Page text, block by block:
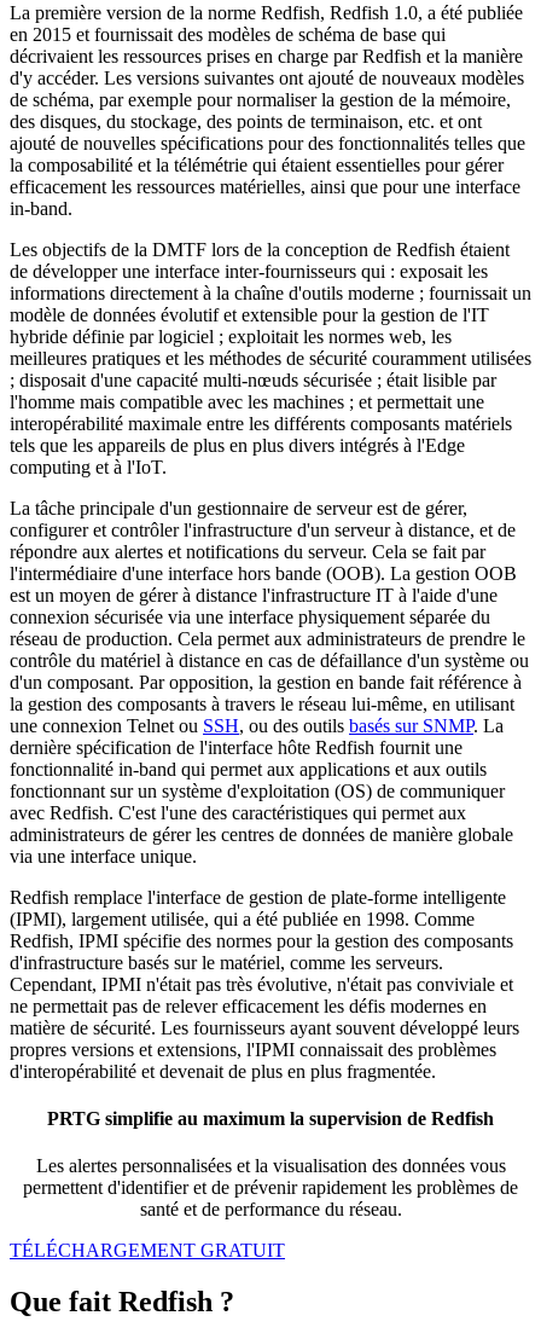
La première version de la norme Redfish, Redfish 1.0, a été publiée
en 2015 et fournissait des modèles de schéma de base qui
décrivaient les ressources prises en charge par Redfish et la manière
d'y accéder. Les versions suivantes ont ajouté de nouveaux modèles
de schéma, par exemple pour normaliser la gestion de la mémoire,
des disques, du stockage, des points de terminaison, etc. et ont
ajouté de nouvelles spécifications pour des fonctionnalités telles que
la composabilité et la télémétrie qui étaient essentielles pour gérer
efficacement les ressources matérielles, ainsi que pour une interface
in-band.
Les objectifs de la DMTF lors de la conception de Redfish étaient
de développer une interface inter-fournisseurs qui : exposait les
informations directement à la chaîne d'outils moderne ; fournissait un
modèle de données évolutif et extensible pour la gestion de l'IT
hybride définie par logiciel ; exploitait les normes web, les
meilleures pratiques et les méthodes de sécurité couramment utilisées
; disposait d'une capacité multi-nœuds sécurisée ; était lisible par
l'homme mais compatible avec les machines ; et permettait une
interopérabilité maximale entre les différents composants matériels
tels que les appareils de plus en plus divers intégrés à l'Edge
computing et à l'IoT.
La tâche principale d'un gestionnaire de serveur est de gérer,
configurer et contrôler l'infrastructure d'un serveur à distance, et de
répondre aux alertes et notifications du serveur. Cela se fait par
l'intermédiaire d'une interface hors bande (OOB). La gestion OOB
est un moyen de gérer à distance l'infrastructure IT à l'aide d'une
connexion sécurisée via une interface physiquement séparée du
réseau de production. Cela permet aux administrateurs de prendre le
contrôle du matériel à distance en cas de défaillance d'un système ou
d'un composant. Par opposition, la gestion en bande fait référence à
la gestion des composants à travers le réseau lui-même, en utilisant
une connexion Telnet ou SSH, ou des outils basés sur SNMP. La
dernière spécification de l'interface hôte Redfish fournit une
fonctionnalité in-band qui permet aux applications et aux outils
fonctionnant sur un système d'exploitation (OS) de communiquer
avec Redfish. C'est l'une des caractéristiques qui permet aux
administrateurs de gérer les centres de données de manière globale
via une interface unique.
Redfish remplace l'interface de gestion de plate-forme intelligente
(IPMI), largement utilisée, qui a été publiée en 1998. Comme
Redfish, IPMI spécifie des normes pour la gestion des composants
d'infrastructure basés sur le matériel, comme les serveurs.
Cependant, IPMI n'était pas très évolutive, n'était pas conviviale et
ne permettait pas de relever efficacement les défis modernes en
matière de sécurité. Les fournisseurs ayant souvent développé leurs
propres versions et extensions, l'IPMI connaissait des problèmes
d'interopérabilité et devenait de plus en plus fragmentée.
PRTG simplifie au maximum la supervision de Redfish
Les alertes personnalisées et la visualisation des données vous
permettent d'identifier et de prévenir rapidement les problèmes de
santé et de performance du réseau.
TÉLÉCHARGEMENT GRATUIT
Que fait Redfish ?